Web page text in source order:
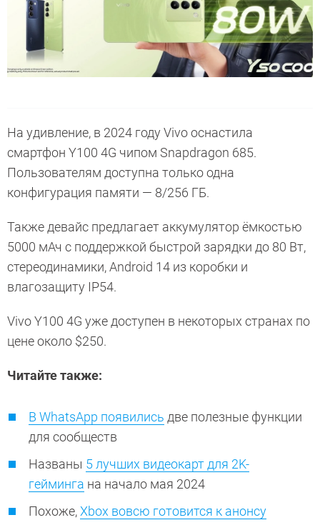
На удивление, в 2024 году Vivo оснастила
смартфон Y100 4G чипом Snapdragon 685.
Пользователям доступна только одна
конфигурация памяти — 8/256 ГБ.
Также девайс предлагает аккумулятор ёмкостью
5000 мАч с поддержкой быстрой зарядки до 80 Вт,
стереодинамики, Android 14 из коробки и
влагозащиту IP54.
Vivo Y100 4G уже доступен в некоторых странах по
цене около $250.
Читайте также:
В WhatsApp появились две полезные функции
для сообществ
Названы 5 лучших видеокарт для 2K-
гейминга на начало мая 2024
Похоже,Xbox вовсю готовится к анонсу